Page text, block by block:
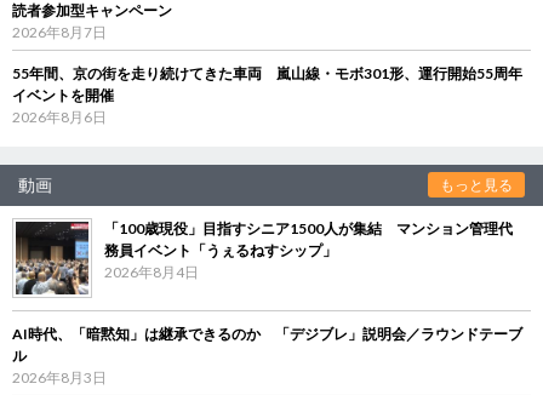
読者参加型キャンペーン
2026年8月7日
55年間、京の街を走り続けてきた車両 嵐山線・モボ301形、運行開始55周年
イベントを開催
2026年8月6日
動画 もっと見る
「100歳現役」目指すシニア1500人が集結 マンション管理代
務員イベント「うぇるねすシップ」
2026年8月4日
AI時代、「暗黙知」は継承できるのか 「デジブレ」説明会／ラウンドテーブ
ル
2026年8月3日